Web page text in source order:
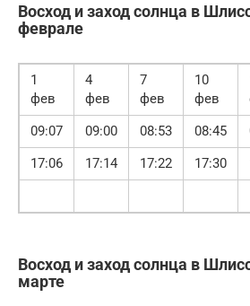
Восход и заход солнца в
феврале
1
фев
4
фев
7
фев
10
фев
09:07
09:00 08:53 08:45
17:06
17:14 17:22 17:30
Восход и заход солнца в
марте